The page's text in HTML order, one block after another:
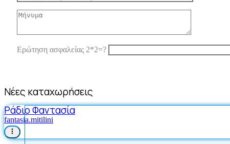
Ερώτηση ασφαλείας 2*2=?
Νέες καταχωρήσεις
Ράδιο Φαντασία
fantasia.mitilini